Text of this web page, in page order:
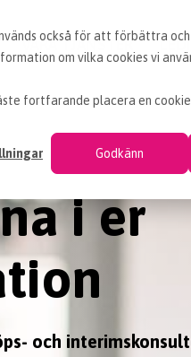
också för att förbättra och
om vilka cookies vi
fortfarande placera en
Godkänn
VÅRA TJÄNSTER
i er
och